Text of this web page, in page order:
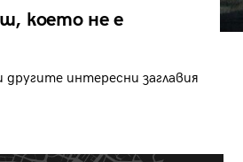
което не е
интересни заглавия